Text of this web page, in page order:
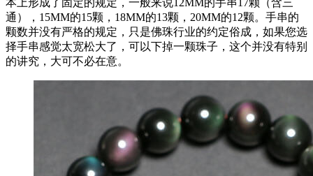
本上形成了固定的规定，一般来说12MM的手串17颗（含三
通），15MM的15颗，18MM的13颗，20MM的12颗。手串的
颗数并没有严格的规定，只是佛珠行业的约定俗成，如果您选
择手串感觉太宽松大了，可以下掉一颗珠子，这个并没有特别
的讲究，大可不必在意。